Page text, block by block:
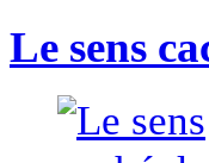
Le sens